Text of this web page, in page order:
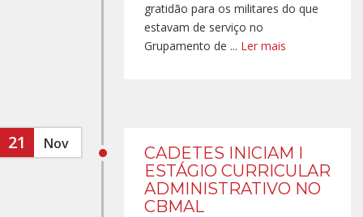
gratidão para os militares do que
estavam de serviço no
Grupamento de ... Ler mais
21 Nov
CADETES INICIAM I
ESTÁGIO CURRICULAR
ADMINISTRATIVO NO
CBMAL